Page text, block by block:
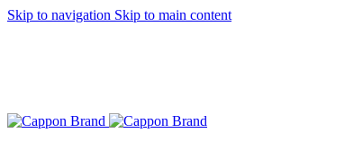
Skip to navigation Skip to main content